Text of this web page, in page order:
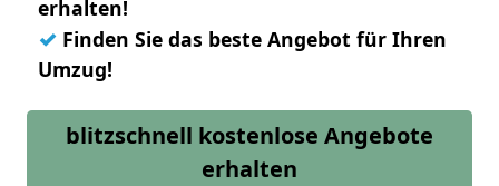
erhalten!
✓ Finden Sie das beste Angebot für Ihren
Umzug!
blitzschnell kostenlose Angebote
erhalten